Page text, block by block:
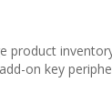
product
on key